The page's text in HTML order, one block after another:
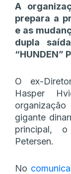
A
prepara a
e as
dupla
“HUNDEN”
O ex-
Hasper
gigante
principal,
Petersen.
No